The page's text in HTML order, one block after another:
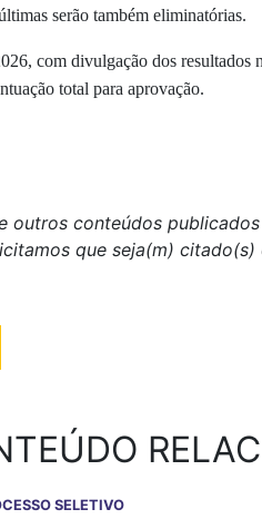
serão também eliminatórias.
, com divulgação dos resultados
total para aprovação.
conteúdos
que seja(m)
SELETIVO